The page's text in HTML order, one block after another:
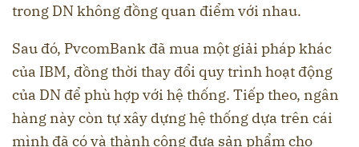
trong DN không đồng quan điểm với nhau.
Sau đó, PvcomBank đã mua một giải pháp khác
của IBM, đồng thời thay đổi quy trình hoạt động
của DN để phù hợp với hệ thống. Tiếp theo, ngân
hàng này còn tự xây dựng hệ thống dựa trên cái
mình đã có và thành công đưa sản phẩm cho